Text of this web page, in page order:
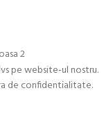
pe website-ul nostru.
de confidentialitate.